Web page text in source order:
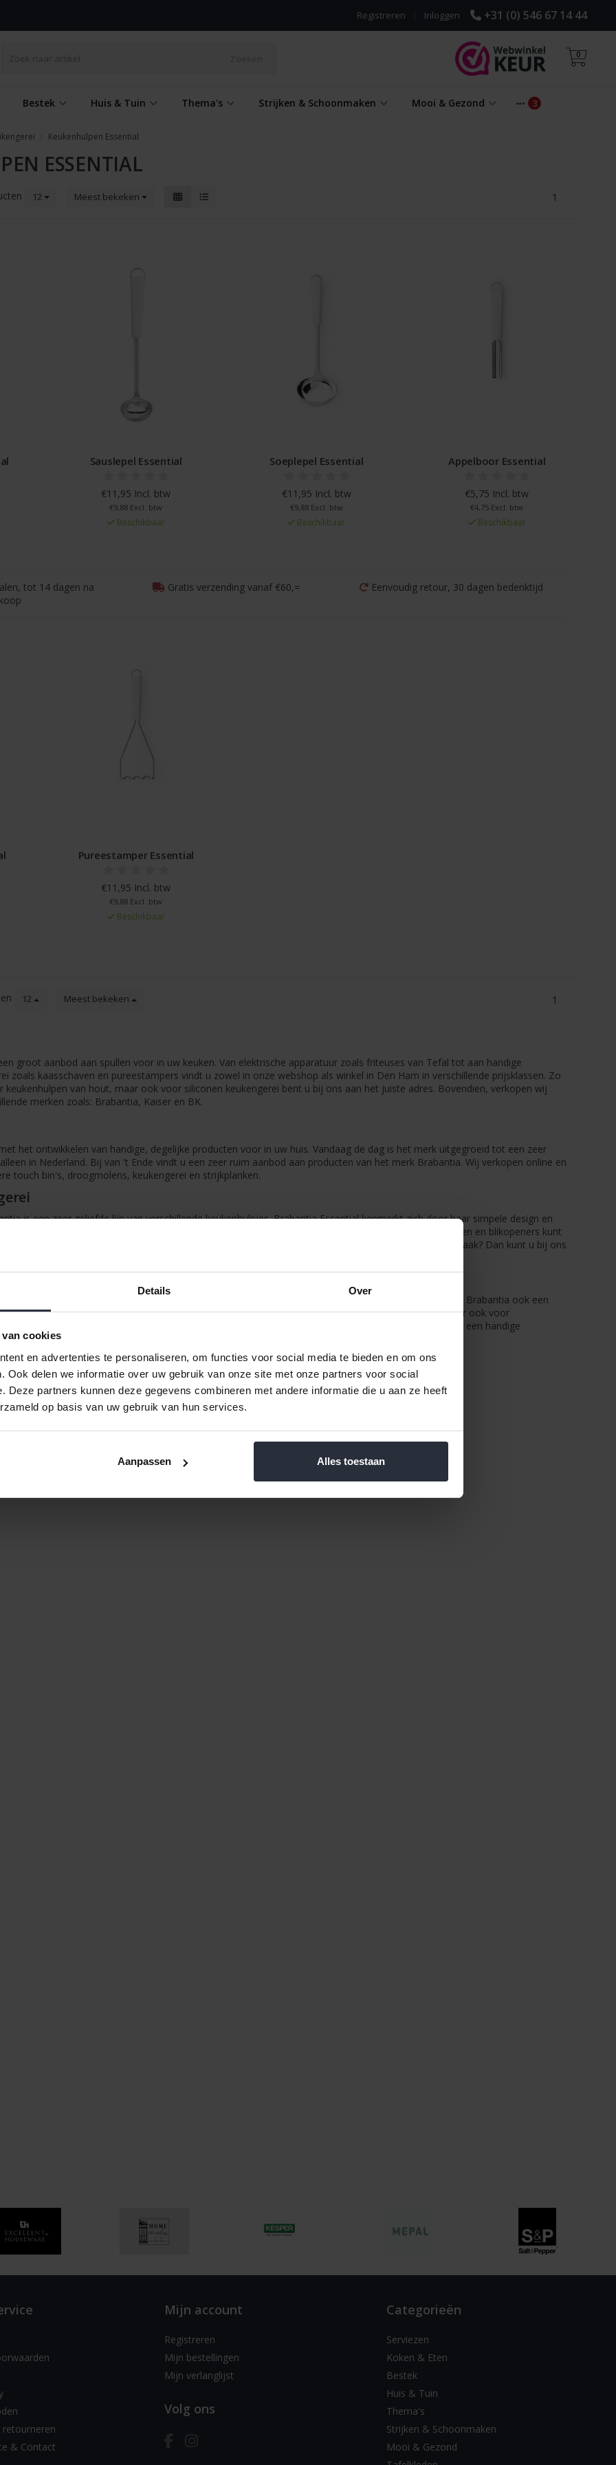
Details Over
cookies
en advertenties te personaliseren, om functies voor social media te bieden en om ons
Ook delen we informatie over uw gebruik van onze site met onze partners voor social
Deze partners kunnen deze gegevens combineren met andere informatie die u aan ze heeft
op basis van uw gebruik van hun services.
Aanpassen Alles toestaan
+31 (0) 546 67 14 44
Inloggen
Registreren
0
Bestek Huis & Tuin Thema's Strijken & Schoonmaken Mooi & Gezond
Keukenhulpen Essential
ESSENTIAL
12 Meest bekeken 1
Sauslepel Essential
€11,95 Incl. btw
€9,88 Excl. btw
Beschikbaar
Soeplepel Essential
€11,95 Incl. btw
€9,88 Excl. btw
Beschikbaar
Appelboor Essential
€5,75 Incl. btw
€4,75 Excl. btw
Beschikbaar
tot 14 dagen na
Gratis verzending vanaf €60,= Eenvoudig retour, 30 dagen bedenktijd
Pureestamper Essential
€11,95 Incl. btw
€9,88 Excl. btw
Beschikbaar
12 Meest bekeken 1
groot aanbod aan spullen voor in uw keuken. Van elektrische apparatuur zoals friteuses van Tefal tot aan handige
zoals kaasschaven en pureestampers vindt u zowel in onze webshop als winkel in Den Ham in verschillende prijsklassen. Zo
van hout, maar ook voor siliconen keukengerei bent u bij ons aan het juiste adres. Bovendien, verkopen wij
merken zoals: Brabantia, Kaiser en BK.
het ontwikkelen van handige, degelijke producten voor in uw huis. Vandaag de dag is het merk uitgegroeid tot een zeer
in Nederland. Bij van 't Ende vindt u een zeer ruim aanbod aan producten van het merk Brabantia. Wij verkopen online en
touch bin's, droogmolens, keukengerei en strijkplanken.
is een zeer geliefde lijn van verschillende keukenhulpjes. Brabantia Essential kenmerkt zich door haar simpele design en
blikopener of kaasschaaf koopt uit de Essential lijn, kiest voor de Brabantia kwaliteit. Naast kaasschaven en blikopeners kunt
nog veel meer keukengerei uit de Brabantia Essential lijn. Is Brabantia Essential niet helemaal uw smaak? Dan kunt u bij ons
series van keukengerei.
en lepels
ijsschep, appelboor, pizzasnijder en nog veel meer Essential keukenhulpjes, heeft deze serie van Brabantia ook een
opscheppers. Zo heeft de Essential serie een sauslepel, handig voor het opscheppen van sausjes, maar ook voor
koopt u bij ons ook soeplepels uit de Brabantia Essential lijn. Bovendien, zit er in de Essential lijn een handige
als opschepper.
koopt u bij van 't Ende
online bij van 't Ende
service & kwaliteit
retourneren
& Contact
Mijn account
Registreren
Mijn bestellingen
Mijn verlanglijst
Volg ons
Categorieën
Serviezen
Koken & Eten
Bestek
Huis & Tuin
Thema's
Strijken & Schoonmaken
Mooi & Gezond